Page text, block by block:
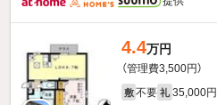
4.4万円
（管理費3,500円）
敷 不要 礼 35,000円